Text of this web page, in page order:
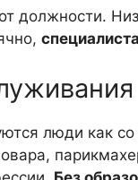
должности.
люди как